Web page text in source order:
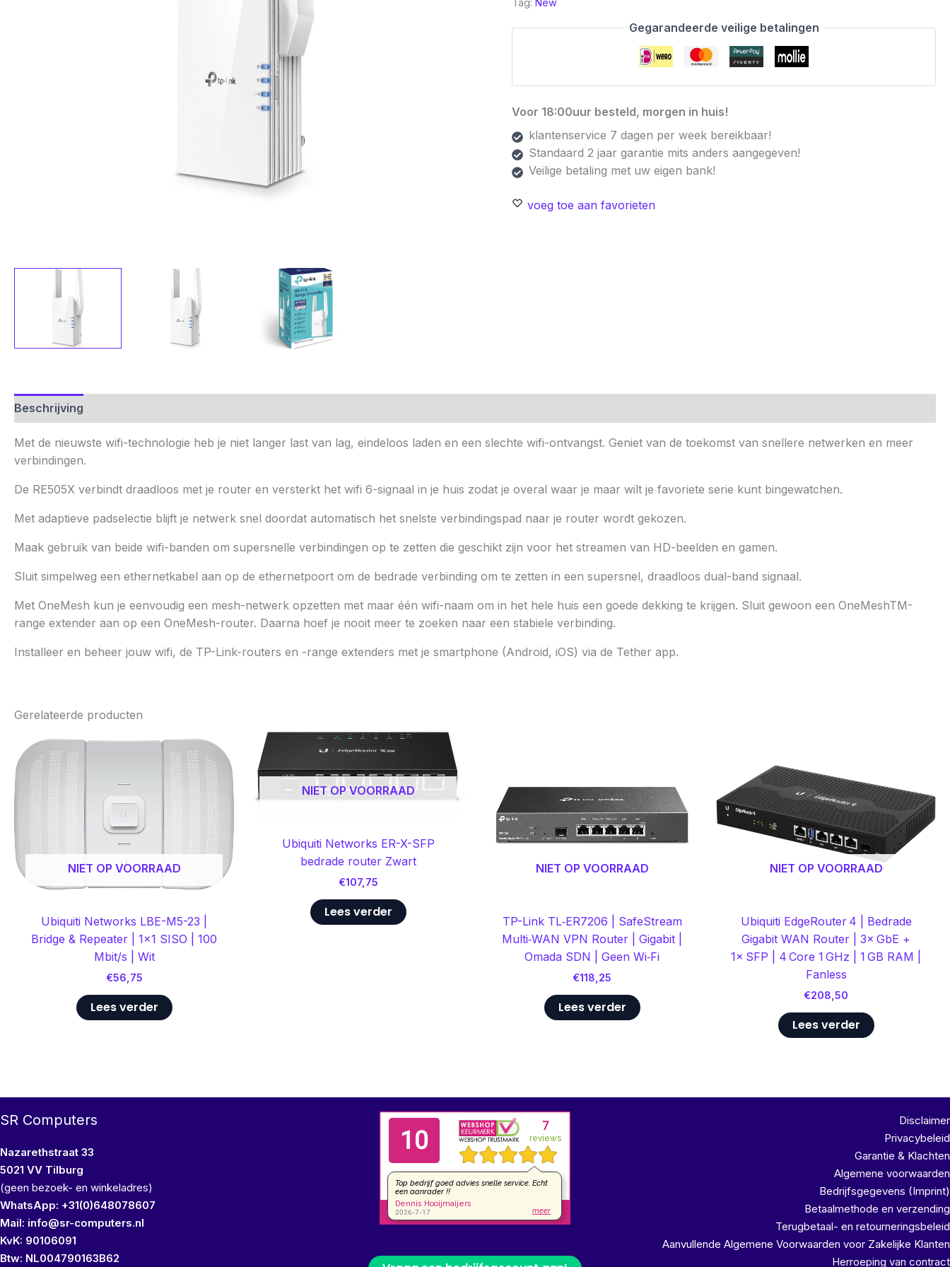
Wi-
Fi
Extender
Dual-
band
|
1500
|
Gegarandeerde veilige betalingen
Voor 18:00uur besteld, morgen in huis!
klantenservice 7 dagen per week bereikbaar!
Standaard 2 jaar garantie mits anders aangegeven!
Veilige betaling met uw eigen bank!
voeg toe aan favorieten
Beschrijving
Met de nieuwste wifi-technologie heb je niet langer last van lag, eindeloos laden en een slechte wifi-ontvangst. Geniet van de toekomst van snellere netwerken en meer
verbindingen.
De RE505X verbindt draadloos met je router en versterkt het wifi 6-signaal in je huis zodat je overal waar je maar wilt je favoriete serie kunt bingewatchen.
Met adaptieve padselectie blijft je netwerk snel doordat automatisch het snelste verbindingspad naar je router wordt gekozen.
Maak gebruik van beide wifi-banden om supersnelle verbindingen op te zetten die geschikt zijn voor het streamen van HD-beelden en gamen.
Sluit simpelweg een ethernetkabel aan op de ethernetpoort om de bedrade verbinding om te zetten in een supersnel, draadloos dual-band signaal.
Met OneMesh kun je eenvoudig een mesh-netwerk opzetten met maar één wifi-naam om in het hele huis een goede dekking te krijgen. Sluit gewoon een OneMeshTM-
range extender aan op een OneMesh-router. Daarna hoef je nooit meer te zoeken naar een stabiele verbinding.
Installeer en beheer jouw wifi, de TP-Link-routers en -range extenders met je smartphone (Android, iOS) via de Tether app.
Gerelateerde producten
NIET OP VOORRAAD
Ubiquiti Networks LBE-M5-23 |
Bridge & Repeater | 1×1 SISO | 100
Mbit/s | Wit
€56,75
Lees verder
NIET OP VOORRAAD
Ubiquiti Networks ER-X-SFP
bedrade router Zwart
€107,75
Lees verder
NIET OP VOORRAAD
TP-Link TL‑ER7206 | SafeStream
Multi‑WAN VPN Router | Gigabit |
Omada SDN | Geen Wi‑Fi
€118,25
Lees verder
NIET OP VOORRAAD
Ubiquiti EdgeRouter 4 | Bedrade
Gigabit WAN Router | 3× GbE +
1× SFP | 4 Core 1 GHz | 1 GB RAM |
Fanless
€208,50
Lees verder
SR Computers
Nazarethstraat 33
5021 VV Tilburg
(geen bezoek- en winkeladres)
WhatsApp: +31(0)648078607
Mail: info@sr-computers.nl
KvK: 90106091
Btw: NL004790163B62
Disclaimer
Privacybeleid
Garantie & Klachten
Algemene voorwaarden
Bedrijfsgegevens (Imprint)
Betaalmethode en verzending
Terugbetaal- en retourneringsbeleid
Aanvullende Algemene Voorwaarden voor Zakelijke Klanten
Herroeping van contract